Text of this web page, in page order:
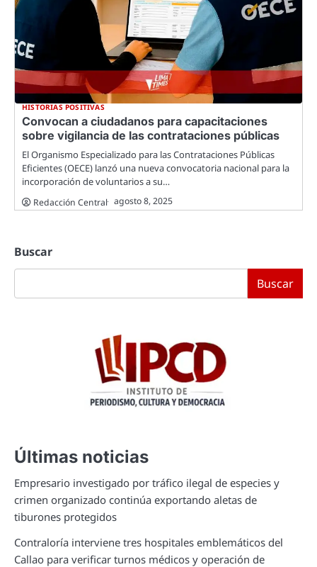
HISTORIAS POSITIVAS
Convocan a ciudadanos para capacitaciones
sobre vigilancia de las contrataciones públicas
El Organismo Especializado para las Contrataciones Públicas
Eficientes (OECE) lanzó una nueva convocatoria nacional para la
incorporación de voluntarios a su…
Redacción Central agosto 8, 2025
Buscar
Buscar
Últimas noticias
Empresario investigado por tráfico ilegal de especies y
crimen organizado continúa exportando aletas de
tiburones protegidos
Contraloría interviene tres hospitales emblemáticos del
Callao para verificar turnos médicos y operación de